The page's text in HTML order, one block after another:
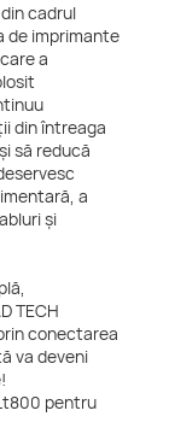
cadrul
de imprimante
a
din întreaga
să reducă
a
și
TECH
conectarea
va deveni